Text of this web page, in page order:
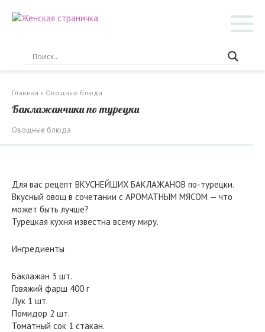
Главная » Овощные блюда
Баклажанчики по турецки
Овощные блюда
Для вас рецепт ВКУСНЕЙШИХ БАКЛАЖАНОВ по-турецки.
Вкусный овощ в сочетании с АРОМАТНЫМ МЯСОМ — что
может быть лучше?
Турецкая кухня известна всему миру.
Ингредиенты
Баклажан 3 шт.
Говяжий фарш 400 г
Лук 1 шт.
Помидор 2 шт.
Томатный сок 1 стакан.